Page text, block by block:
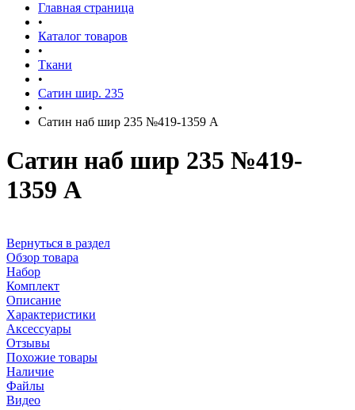
Главная страница
•
Каталог товаров
•
Ткани
•
Сатин шир. 235
•
Сатин наб шир 235 №419-1359 А
Сатин наб шир 235 №419-
1359 А
Вернуться в раздел
Обзор товара
Набор
Комплект
Описание
Характеристики
Аксессуары
Отзывы
Похожие товары
Наличие
Файлы
Видео